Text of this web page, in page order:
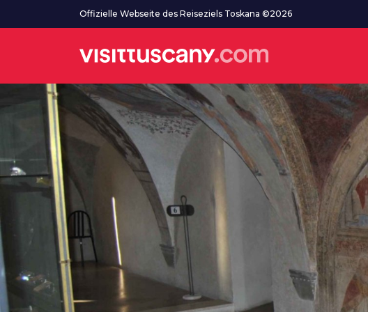
Zum HauptinhaltOffizielle Webseite des Reiseziels Toskana ©2026